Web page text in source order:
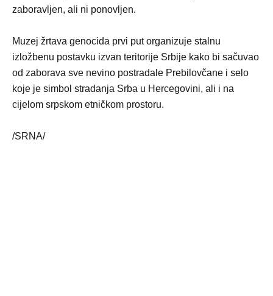
zaboravljen, ali ni ponovljen.
Muzej žrtava genocida prvi put organizuje stalnu
izložbenu postavku izvan teritorije Srbije kako bi sačuvao
od zaborava sve nevino postradale Prebilovčane i selo
koje je simbol stradanja Srba u Hercegovini, ali i na
cijelom srpskom etničkom prostoru.
/SRNA/